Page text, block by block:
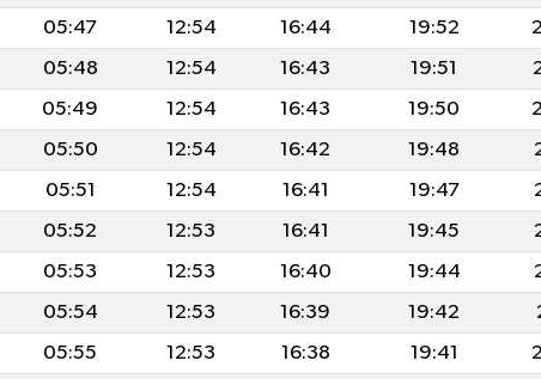
05:47 12:54 16:44 19:52
05:48 12:54 16:43 19:51
05:49 12:54 16:43 19:50
05:50 12:54 16:42 19:48
05:51 12:54 16:41 19:47
05:52 12:53 16:41 19:45
05:53 12:53 16:40 19:44
05:54 12:53 16:39 19:42
05:55 12:53 16:38 19:41